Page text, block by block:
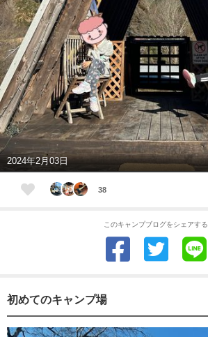
2024年2月03日
38
このキャンプブログをシェアする
初めてのキャンプ場